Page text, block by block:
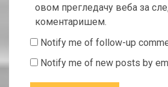
овом прегледачу веба за
коментаришем.
Notify me of follow-up
Notify me of new posts by